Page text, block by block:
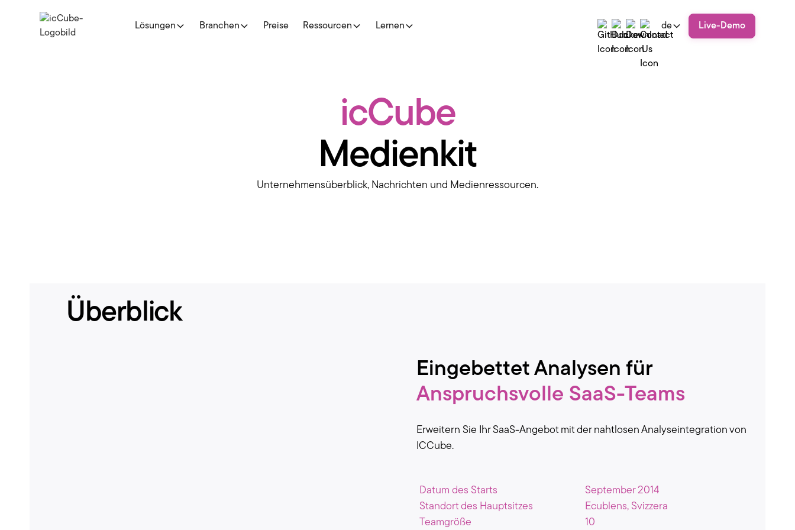
Lösungen Branchen Preise Ressourcen Lernen de Live-Demo
icCube
Medienkit
Unternehmensüberblick, Nachrichten und Medienressourcen.
Überblick
Eingebettet Analysen für
Anspruchsvolle SaaS-Teams
Erweitern Sie Ihr SaaS-Angebot mit der nahtlosen Analyseintegration von
ICCube.
Datum des Starts
September 2014
Standort des Hauptsitzes
Ecublens, Svizzera
Teamgröße
10